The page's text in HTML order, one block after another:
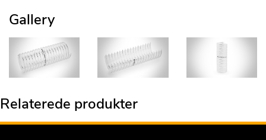
Gallery
Relaterede produkter